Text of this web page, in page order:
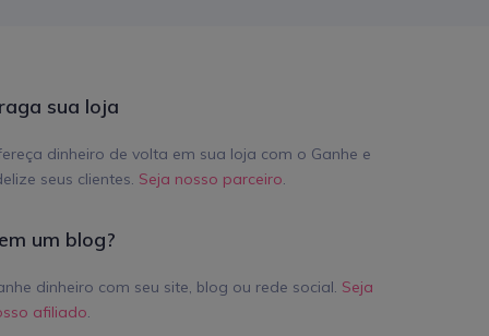
sua loja
dinheiro de volta em sua loja com o Ganhe e
seus clientes. Seja nosso parceiro.
um blog?
dinheiro com seu site, blog ou rede social. Seja
afiliado.